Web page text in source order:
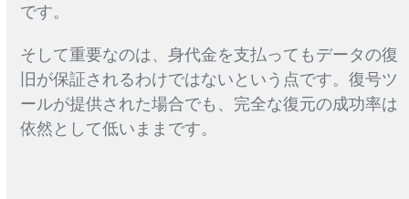
です。
そして重要なのは、身代金を支払ってもデータの復
旧が保証されるわけではないという点です。復号ツ
ールが提供された場合でも、完全な復元の成功率は
依然として低いままです。